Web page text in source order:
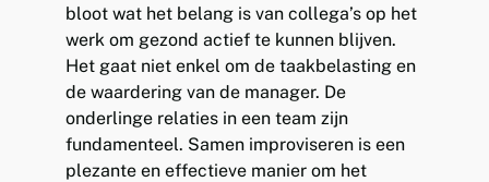
bloot wat het belang is van collega’s op het
werk om gezond actief te kunnen blijven.
Het gaat niet enkel om de taakbelasting en
de waardering van de manager. De
onderlinge relaties in een team zijn
fundamenteel. Samen improviseren is een
plezante en effectieve manier om het